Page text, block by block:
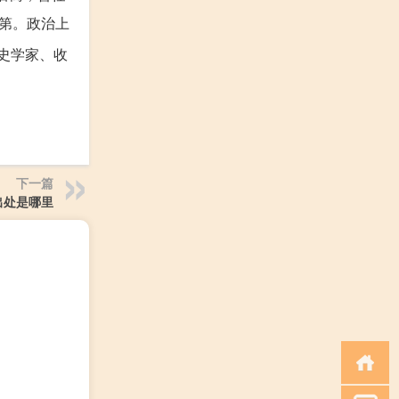
。政治上
学家、收
下一篇
是哪里